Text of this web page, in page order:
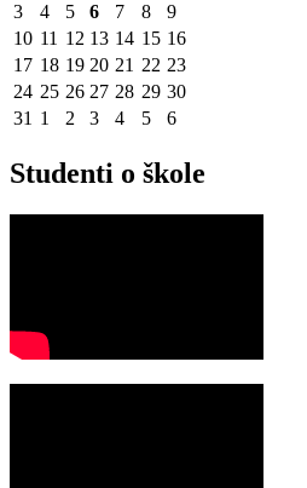
3
4 5 6 7 8
9
10 11 12 13 14 15 16
17 18 19 20 21 22 23
24 25 26 27 28 29 30
31 1 2 3 4 5 6
Studenti o škole